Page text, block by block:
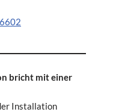
bricht mit einer
Installation